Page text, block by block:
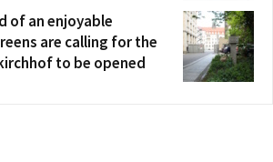
of an enjoyable
are calling for the
to be opened